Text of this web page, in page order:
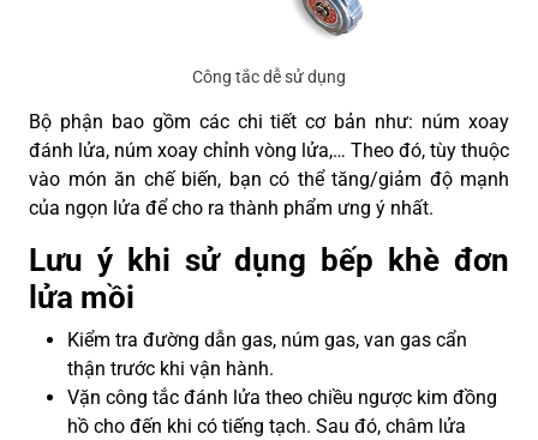
Công tắc dễ sử dụng
Bộ phận bao gồm các chi tiết cơ bản như: núm xoay
đánh lửa, núm xoay chỉnh vòng lửa,… Theo đó, tùy thuộc
vào món ăn chế biến, bạn có thể tăng/giảm độ mạnh
của ngọn lửa để cho ra thành phẩm ưng ý nhất.
Lưu ý khi sử dụng bếp khè đơn
lửa mồi
Kiểm tra đường dẫn gas, núm gas, van gas cẩn
thận trước khi vận hành.
Vặn công tắc đánh lửa theo chiều ngược kim đồng
hồ cho đến khi có tiếng tạch. Sau đó, châm lửa